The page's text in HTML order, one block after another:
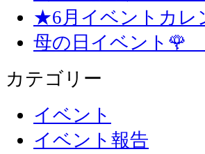
★6月イベントカ
母の日イベント🌹
カテゴリー
イベント
イベント報告